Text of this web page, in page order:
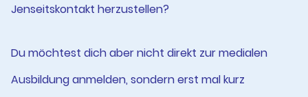
Jenseitskontakt herzustellen?
Du möchtest dich aber nicht direkt zur medialen
Ausbildung anmelden, sondern erst mal kurz